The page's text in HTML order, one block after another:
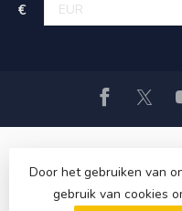
€
© Copyright 2026
Door het gebruiken van
gebruik van cookies